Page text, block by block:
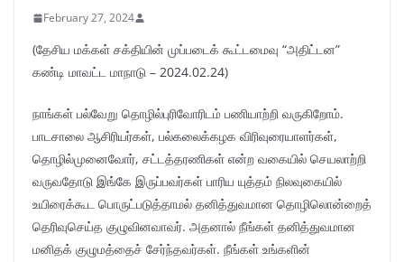
February 27, 2024
(தேசிய மக்கள் சக்தியின் முப்படைக் கூட்டமைவு “அதிட்டன”
கண்டி மாவட்ட மாநாடு – 2024.02.24)
நாங்கள் பல்வேறு தொழில்புரிவோரிடம் பணியாற்றி வருகிறோம்.
பாடசாலை ஆசிரியர்கள், பல்கலைக்கழக விரிவுரையாளர்கள்,
தொழில்முனைவோர், சட்டத்தரணிகள் என்ற வகையில் செயலாற்றி
வருவதோடு இங்கே இருப்பவர்கள் பாரிய யுத்தம் நிலவுகையில்
உயிரைக்கூட பொருட்படுத்தாமல் தனித்துவமான தொழிலொன்றைத்
தெரிவுசெய்த குழுவினவாவர். அதனால் நீங்கள் தனித்துவமான
மனிதக் குழுமத்தைச் சேர்ந்தவர்கள். நீங்கள் உங்களின்